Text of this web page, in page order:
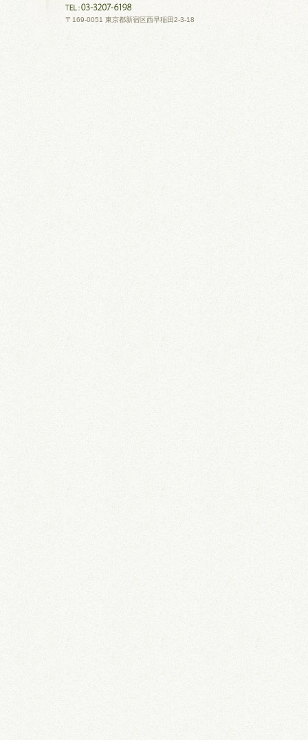
〒169-0051 東京都新宿区西早稲田2-3-18